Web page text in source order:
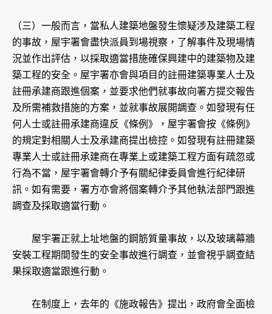
（三）一般而言，當私人建築地盤發生懷疑涉及建築工程
的事故，屋宇署會盡快派員到場視察，了解事件及現場情
況並作出評估，以採取適當措施確保興建中的建築物及建
築工程的安全。屋宇署亦會與項目的註冊建築專業人士及
註冊承建商跟進個案，並要求他們就事故向署方提交報告
及所需補救措施的方案，並就事故展開調查。如發現有任
何人士或註冊承建商違反《條例》，屋宇署會按《條例》
的規定對相關人士及承建商提出檢控。如發現有註冊建築
專業人士或註冊承建商在專業上或建築工程方面有疏忽或
行為不當，屋宇署會轉介予有關紀律委員會進行紀律研
訊。如有需要，署方亦會將個案轉介予其他執法部門跟進
調查及採取適當行動。
屋宇署正就上址地盤的鋼筋質量事故，以及玻璃幕牆
安裝工程期間發生的安全事故進行調查，並會視乎調查結
果採取適當跟進行動。
在制度上，去年的《施政報告》提出，政府會全面檢